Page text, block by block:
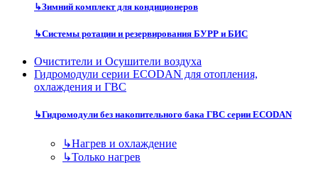
↳Зимний комплект для кондиционеров
↳Системы ротации и резервирования БУРР и БИС
Очистители и Осушители воздуха
Гидромодули серии ECODAN для отопления,
охлаждения и ГВС
↳Гидромодули без накопительного бака ГВС серии ECODAN
↳Нагрев и охлаждение
↳Только нагрев